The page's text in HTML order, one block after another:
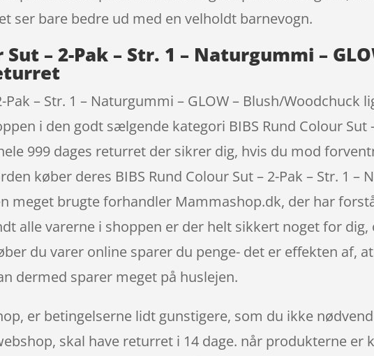
ser bare bedre ud med en velholdt barnevogn.
Sut – 2-Pak – Str. 1 – Naturgummi –
Pak – Str. 1 – Naturgummi – GLOW – Blush/
i den godt sælgende kategori BIBS Rund Colour Sut
999 dages returret der sikrer dig, hvis du mod
køber deres BIBS Rund Colour Sut – 2-Pak – Str. 1 –
meget brugte forhandler Mammashop.dk, der har
alle varerne i shoppen er der helt sikkert noget for
du varer online sparer du penge- det er effekten af,
dermed sparer meget på huslejen.
er betingelserne lidt gunstigere, som du ikke
skal have returret i 14 dage. når produkterne er